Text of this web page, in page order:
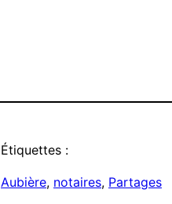
Étiquettes :
Aubière, notaires, Partages